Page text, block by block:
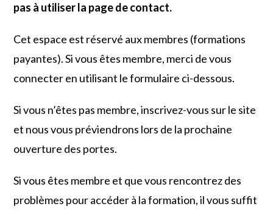
pas à utiliser la page de contact.
Cet espace est réservé aux membres (formations
payantes). Si vous êtes membre, merci de vous
connecter en utilisant le formulaire ci-dessous.
Si vous n’êtes pas membre, inscrivez-vous sur le site
et nous vous préviendrons lors de la prochaine
ouverture des portes.
Si vous êtes membre et que vous rencontrez des
problèmes pour accéder à la formation, il vous suffit